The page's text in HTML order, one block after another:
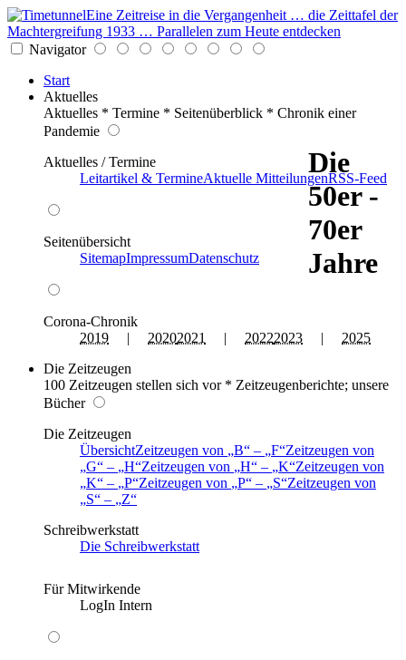
Eine Zeitreise in die Vergangenheit … die Zeittafel der
Machtergreifung 1933 … Parallelen zum Heute entdecken
Navigator
Start
Aktuelles
Aktuelles * Termine * Seitenüberblick * Chronik einer
Pandemie
Aktuelles / Termine
Leitartikel & TermineAktuelle MitteilungenRSS-Feed
Seitenübersicht
SitemapImpressumDatenschutz
Corona-Chronik
2019 | 20202021 | 20222023 | 2025
Die Zeitzeugen
100 Zeitzeugen stellen sich vor * Zeitzeugenberichte; unsere
Bücher
Die Zeitzeugen
ÜbersichtZeitzeugen von B – F Zeitzeugen von
G
– H Zeitzeugen von H – K Zeitzeugen von
K
– P Zeitzeugen von P – S Zeitzeugen von
S
–
Z
Schreibwerkstatt
Die Schreibwerkstatt
Für Mitwirkende
LogIn Intern
Die
50er -
70er
Jahre